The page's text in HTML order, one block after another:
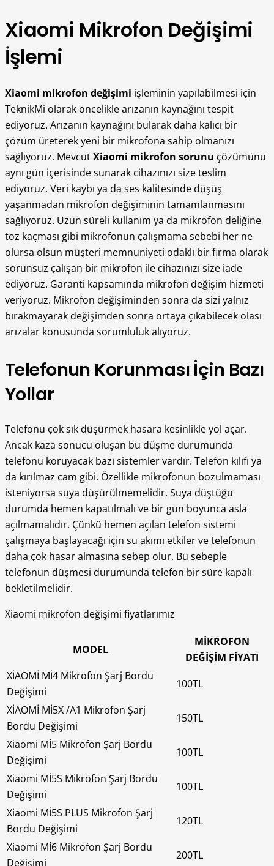
Xiaomi Mikrofon Değişimi
İşlemi
Xiaomi mikrofon değişimi işleminin yapılabilmesi için
TeknikMi olarak öncelikle arızanın kaynağını tespit
ediyoruz. Arızanın kaynağını bularak daha kalıcı bir
çözüm üreterek yeni bir mikrofona sahip olmanızı
sağlıyoruz. MevcutXiaomi mikrofon sorunu çözümünü
aynı gün içerisinde sunarak cihazınızı size teslim
ediyoruz. Veri kaybı ya da ses kalitesinde düşüş
yaşanmadan mikrofon değişiminin tamamlanmasını
sağlıyoruz. Uzun süreli kullanım ya da mikrofon deliğine
toz kaçması gibi mikrofonun çalışmama sebebi her ne
olursa olsun müşteri memnuniyeti odaklı bir firma olarak
sorunsuz çalışan bir mikrofon ile cihazınızı size iade
ediyoruz. Garanti kapsamında mikrofon değişim hizmeti
veriyoruz. Mikrofon değişiminden sonra da sizi yalnız
bırakmayarak değişimden sonra ortaya çıkabilecek olası
arızalar konusunda sorumluluk alıyoruz.
Telefonun Korunması İçin Bazı
Yollar
Telefonu çok sık düşürmek hasara kesinlikle yol açar.
Ancak kaza sonucu oluşan bu düşme durumunda
telefonu koruyacak bazı sistemler vardır. Telefon kılıfı ya
da kırılmaz cam gibi. Özellikle mikrofonun bozulmaması
isteniyorsa suya düşürülmemelidir. Suya düştüğü
durumda hemen kapatılmalı ve bir gün boyunca asla
açılmamalıdır. Çünkü hemen açılan telefon sistemi
çalışmaya başlayacağı için su akımı etkiler ve telefonun
daha çok hasar almasına sebep olur. Bu sebeple
telefonun düşmesi durumunda telefon bir süre kapalı
bekletilmelidir.
Xiaomi mikrofon değişimi fiyatlarımız
MODEL
MİKROFON
DEĞİŞİM FİYATI
XİAOMİ Mİ4 Mikrofon Şarj Bordu
Değişimi
100TL
XİAOMİ Mİ5X /A1 Mikrofon Şarj
Bordu Değişimi
150TL
Xiaomi Mİ5 Mikrofon Şarj Bordu
Değişimi
100TL
Xiaomi Mİ5S Mikrofon Şarj Bordu
Değişimi
100TL
Xiaomi Mİ5S PLUS Mikrofon Şarj
Bordu Değişimi
120TL
Xiaomi Mİ6 Mikrofon Şarj Bordu
Değişimi
200TL